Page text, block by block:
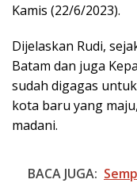
Kamis (22/6/2023).
Dijelaskan Rudi,
Batam dan juga
sudah digagas
kota baru yang
madani.
BACA JUGA: